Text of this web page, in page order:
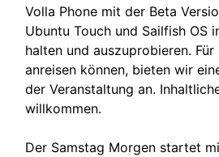
Volla Phone mit der Beta
Ubuntu Touch und Sailfish OS
halten und auszuprobieren.
anreisen können, bieten wir
der Veranstaltung an.
willkommen.
Der Samstag Morgen startet